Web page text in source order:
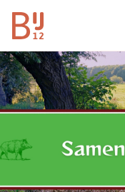
Homepagina